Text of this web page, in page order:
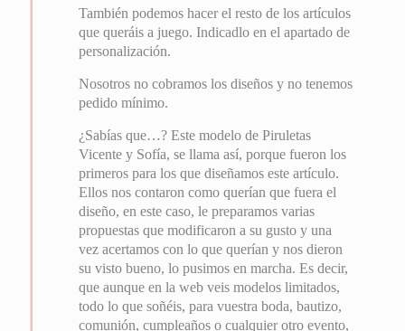
También podemos hacer el resto de los artículos
que queráis a juego. Indicadlo en el apartado de
personalización.
Nosotros no cobramos los diseños y no tenemos
pedido mínimo.
¿Sabías que…? Este modelo de Piruletas
Vicente y Sofía, se llama así, porque fueron los
primeros para los que diseñamos este artículo.
Ellos nos contaron como querían que fuera el
diseño, en este caso, le preparamos varias
propuestas que modificaron a su gusto y una
vez acertamos con lo que querían y nos dieron
su visto bueno, lo pusimos en marcha. Es decir,
que aunque en la web veis modelos limitados,
todo lo que soñéis, para vuestra boda, bautizo,
comunión, cumpleaños o cualquier otro evento,